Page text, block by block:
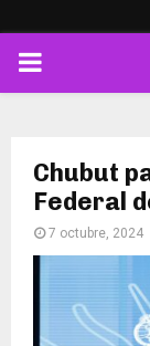
PRIMARY
Chubut
Federal
7 octubre, 2024